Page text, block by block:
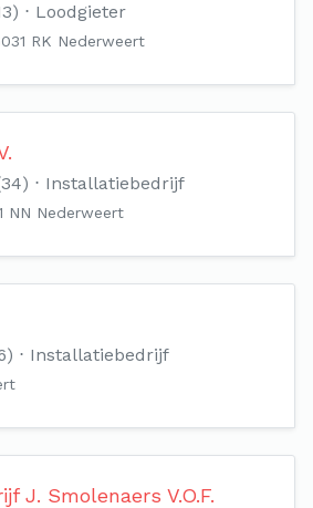
Loodgieter
RK Nederweert
Installatiebedrijf
NN Nederweert
Installatiebedrijf
J. Smolenaers V.O.F.